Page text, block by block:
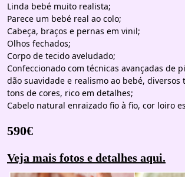
Linda bebé muito realista;
Parece um bebé real ao colo;
Cabeça, braços e pernas em vinil;
Olhos fechados;
Corpo de tecido aveludado;
Confeccionado com técnicas avançadas de
dão suavidade e realismo ao bebé, diversos
tons de cores, rico em detalhes;
Cabelo natural enraizado fio à fio, cor loiro
590€
Veja mais fotos e detalhes aqui.